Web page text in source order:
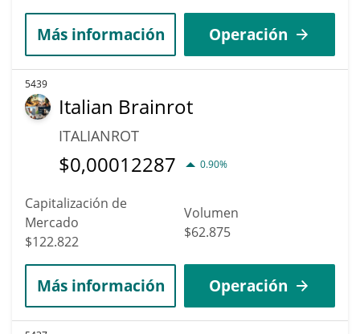
Más información Operación
5439
Italian Brainrot
ITALIANROT
$0,00012287 0.90%
Capitalización de
Mercado
$122.822
Volumen
$62.875
Más información Operación